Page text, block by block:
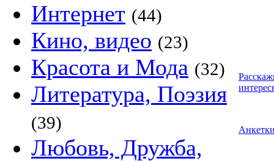
Интернет (44)
Кино, видео (23)
Красота и Мода (32)
Литература, Поэзия
(39)
Любовь, Дружба,